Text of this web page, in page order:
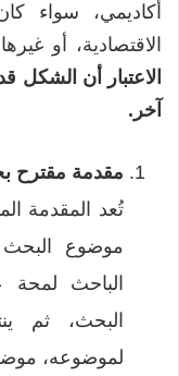
أكاديمي، سواء
الاقتصادية، أو
الاعتبار أن
آخر.
مقدمة مقترح
تُعد المقدمة
موضوع البحث
الباحث لمحة
البحث، ثم
لموضوعه،